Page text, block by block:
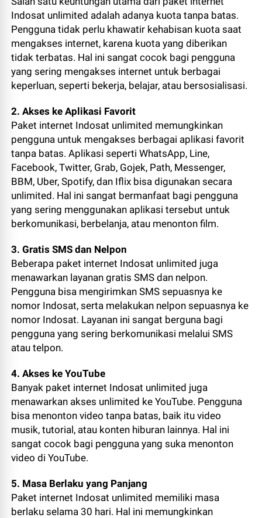
Indosat unlimited adalah adanya kuota tanpa batas.
Pengguna tidak perlu khawatir kehabisan kuota saat
mengakses internet, karena kuota yang diberikan
tidak terbatas. Hal ini sangat cocok bagi pengguna
yang sering mengakses internet untuk berbagai
keperluan, seperti bekerja, belajar, atau bersosialisasi.
2. Akses ke Aplikasi Favorit
Paket internet Indosat unlimited memungkinkan
pengguna untuk mengakses berbagai aplikasi favorit
tanpa batas. Aplikasi seperti WhatsApp, Line,
Facebook, Twitter, Grab, Gojek, Path, Messenger,
BBM, Uber, Spotify, dan Iflix bisa digunakan secara
unlimited. Hal ini sangat bermanfaat bagi pengguna
yang sering menggunakan aplikasi tersebut untuk
berkomunikasi, berbelanja, atau menonton film.
3. Gratis SMS dan Nelpon
Beberapa paket internet Indosat unlimited juga
menawarkan layanan gratis SMS dan nelpon.
Pengguna bisa mengirimkan SMS sepuasnya ke
nomor Indosat, serta melakukan nelpon sepuasnya ke
nomor Indosat. Layanan ini sangat berguna bagi
pengguna yang sering berkomunikasi melalui SMS
atau telpon.
4. Akses ke YouTube
Banyak paket internet Indosat unlimited juga
menawarkan akses unlimited ke YouTube. Pengguna
bisa menonton video tanpa batas, baik itu video
musik, tutorial, atau konten hiburan lainnya. Hal ini
sangat cocok bagi pengguna yang suka menonton
video di YouTube.
5. Masa Berlaku yang Panjang
Paket internet Indosat unlimited memiliki masa
berlaku selama 30 hari. Hal ini memungkinkan